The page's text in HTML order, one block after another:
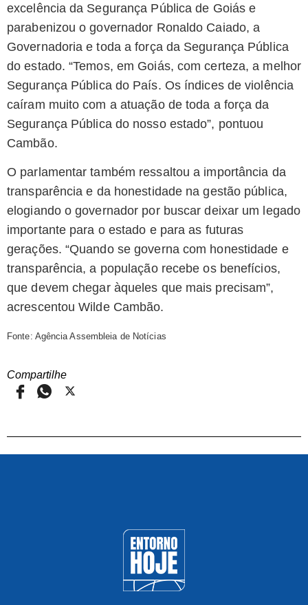
excelência da Segurança Pública de Goiás e
parabenizou o governador Ronaldo Caiado, a
Governadoria e toda a força da Segurança Pública
do estado. “Temos, em Goiás, com certeza, a melhor
Segurança Pública do País. Os índices de violência
caíram muito com a atuação de toda a força da
Segurança Pública do nosso estado”, pontuou
Cambão.
O parlamentar também ressaltou a importância da
transparência e da honestidade na gestão pública,
elogiando o governador por buscar deixar um legado
importante para o estado e para as futuras
gerações. “Quando se governa com honestidade e
transparência, a população recebe os benefícios,
que devem chegar àqueles que mais precisam”,
acrescentou Wilde Cambão.
Fonte: Agência Assembleia de Notícias
Compartilhe